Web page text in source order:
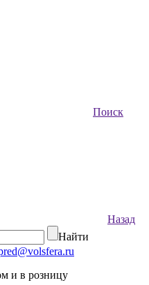
Поиск
Назад
Найти
и в розницу